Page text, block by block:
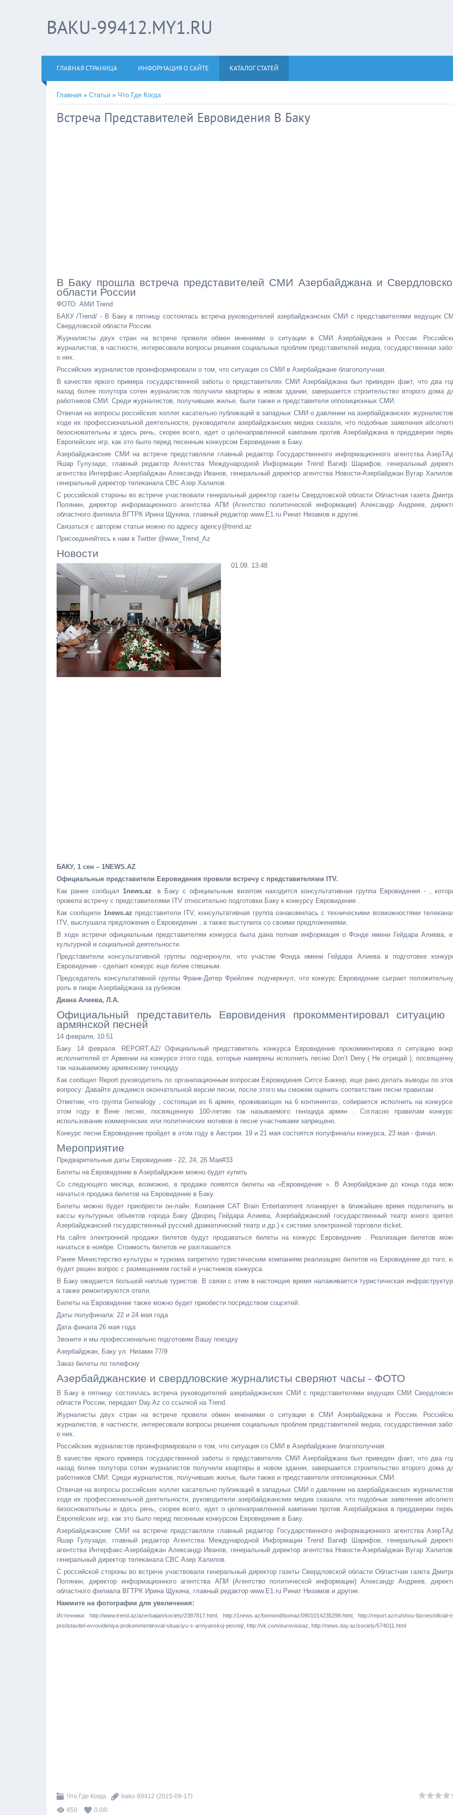
BAKU-99412.MY1.RU
ГЛАВНАЯ СТРАНИЦА ИНФОРМАЦИЯ О САЙТЕ КАТАЛОГ СТАТЕЙ
Главная » Статьи » Что Где Когда
Встреча Представителей Евровидения В Баку
В Баку прошла встреча представителей СМИ Азербайджана и
области России
ФОТО: АМИ Trend
БАКУ /Trend/ - В Баку в пятницу состоялась встреча руководителей азербайджанских СМИ с представителями ведущих
Свердловской области России.
Журналисты двух стран на встрече провели обмен мнениями о ситуации в СМИ Азербайджана и России.
журналистов, в частности, интересовали вопросы решения социальных проблем представителей медиа, государственная
о них.
Российских журналистов проинформировали о том, что ситуация со СМИ в Азербайджане благополучная.
В качестве яркого примера государственной заботы о представителях СМИ Азербайджана был приведен факт, что два
назад более полутора сотен журналистов получили квартиры в новом здании, завершается строительство второго дома
работников СМИ. Среди журналистов, получивших жилье, были также и представители оппозиционных СМИ.
Отвечая на вопросы российских коллег касательно публикаций в западных СМИ о давлении на азербайджанских
ходе их профессиональной деятельности, руководители азербайджанских медиа сказали, что подобные заявления
безосновательны и здесь речь, скорее всего, идет о целенаправленной кампании против Азербайджана в преддверии
Европейских игр, как это было перед песенным конкурсом Евровидение в Баку.
Азербайджанские СМИ на встрече представляли главный редактор Государственного информационного агентства
Яшар Гулузаде, главный редактор Агентства Международной Информации Trend Вагиф Шарифов, генеральный
агентства Интерфакс-Азербайджан Александр Иванов, генеральный директор агентства Новости-Азербайджан Вугар
генеральный директор телеканала CBC Азер Халилов.
С российской стороны во встрече участвовали генеральный директор газеты Свердловской области Областная газета
Полянин, директор информационного агентства АПИ (Агентство политической информации) Александр Андреев,
областного филиала ВГТРК Ирина Щукина, главный редактор www.E1.ru Ринат Низамов и другие.
Связаться с автором статьи можно по адресу agency@trend.az
Присоединяйтесь к нам в Twitter @www_Trend_Az
Новости
01.09. 13:48
БАКУ, 1 сен – 1NEWS.AZ
Официальные представители Евровидения провели встречу с представителями ITV.
Как ранее сообщал1news.az. в Баку с официальным визитом находится консультативная группа Евровидения - ,
провела встречу с представителями ITV относительно подготовки Баку к конкурсу Евровидение .
Как сообщили 1news.az представители ITV, консультативная группа ознакомилась с техническими возможностями
ITV, выслушала предложения о Евровидении , а также выступила со своими предложениями.
В ходе встречи официальным представителям конкурса была дана полная информация о Фонде имени Гейдара Алиева,
культурной и социальной деятельности.
Представители консультативной группы подчеркнули, что участие Фонда имени Гейдара Алиева в подготовке
Евровидение - сделает конкурс еще более спешным.
Председатель консультативной группы Франк-Дитер Фрейлинг подчеркнул, что конкурс Евровидение сыграет
роль в пиаре Азербайджана за рубежом.
Диана Алиева, Л.А.
Официальный представитель Евровидения прокомментировал ситуацию
армянской песней
14 февраля, 10:51
Баку. 14 февраля. REPORT.AZ/ Официальный представитель конкурса Евровидение прокомментирова л ситуацию
исполнителей от Армении на конкурсе этого года, которые намерены исполнить песню Don’t Deny ( Не отрицай ),
так называемому армянскому геноциду .
Как сообщил Report руководитель по организационным вопросам Евровидения Ситсе Баккер, еще рано делать выводы по
вопросу: Давайте дождемся окончательной версии песни, после этого мы сможем оценить соответствие песни правилам .
Отметим, что группа Genealogy , состоящая из 6 армян, проживающих на 6 континентах, собирается исполнить на
этом году в Вене песню, посвященную 100-летию так называемого геноцида армян . Согласно правилам
использование коммерческих или политических мотивов в песне участниками запрещено.
Конкурс песни Евровидение пройдет в этом году в Австрии. 19 и 21 мая состоятся полуфиналы конкурса, 23 мая - финал.
Мероприятие
Предварительные даты Евровидения - 22, 24, 26 Мая#33
Билеты на Евровидение в Азербайджане можно будет купить
Со следующего месяца, возможно, в продаже появятся билеты на «Евровидение ». В Азербайджане до конца года
начаться продажа билетов на Евровидение в Баку.
Билеты можно будет приобрести он-лайн. Компания CAT Brain Entertainment планирует в ближайшее время подключить
кассы культурных объектов города Баку (Дворец Гейдара Алиева, Азербайджанский государственный театр юного
Азербайджанский государственный русский драматический театр и др.) к системе электронной торговли iticket.
На сайте электронной продажи билетов будут продаваться билеты на конкурс Евровидение . Реализация билетов
начаться в ноябре. Стоимость билетов не разглашается.
Ранее Министерство культуры и туризма запретило туристическим компаниям реализацию билетов на Евровидение до того,
будет решен вопрос с размещением гостей и участников конкурса.
В Баку ожидается большой наплыв туристов. В связи с этим в настоящее время налаживается туристическая
а также ремонтируются отели.
Билеты на Евровидение также можно будет приобести посредством соцсетей.
Даты полуфинала: 22 и 24 мая года
Дата финала 26 мая года
Звоните и мы профессионально подготовим Вашу поездку
Азербайджан, Баку ул. Низами 77/9
Заказ билеты по телефону
Азербайджанские и свердловские журналисты сверяют часы - ФОТО
В Баку в пятницу состоялась встреча руководителей азербайджанских СМИ с представителями ведущих СМИ
области России, передает Day.Az со ссылкой на Trend.
Журналисты двух стран на встрече провели обмен мнениями о ситуации в СМИ Азербайджана и России.
журналистов, в частности, интересовали вопросы решения социальных проблем представителей медиа, государственная
о них.
Российских журналистов проинформировали о том, что ситуация со СМИ в Азербайджане благополучная.
В качестве яркого примера государственной заботы о представителях СМИ Азербайджана был приведен факт, что два
назад более полутора сотен журналистов получили квартиры в новом здании, завершается строительство второго дома
работников СМИ. Среди журналистов, получивших жилье, были также и представители оппозиционных СМИ.
Отвечая на вопросы российских коллег касательно публикаций в западных СМИ о давлении на азербайджанских
ходе их профессиональной деятельности, руководители азербайджанских медиа сказали, что подобные заявления
безосновательны и здесь речь, скорее всего, идет о целенаправленной кампании против Азербайджана в преддверии
Европейских игр, как это было перед песенным конкурсом Евровидение в Баку.
Азербайджанские СМИ на встрече представляли главный редактор Государственного информационного агентства
Яшар Гулузаде, главный редактор Агентства Международной Информации Trend Вагиф Шарифов, генеральный
агентства Интерфакс-Азербайджан Александр Иванов, генеральный директор агентства Новости-Азербайджан Вугар
генеральный директор телеканала CBC Азер Халилов.
С российской стороны во встрече участвовали генеральный директор газеты Свердловской области Областная газета
Полянин, директор информационного агентства АПИ (Агентство политической информации) Александр Андреев,
областного филиала ВГТРК Ирина Щукина, главный редактор www.E1.ru Ринат Низамов и другие.
Нажмите на фотографии для увеличения:
Источники: http://www.trend.az/azerbaijan/society/2387817.html, http://1news.az/bomond/bomaz/0901014235298.html, http://report.az/ru/shou-biznes/oficial-
predstavitel-evrovideniya-prokommentiroval-situaciyu-s-armyanskoj-pesnej/, http://vk.com/eurovisioaz, http://news.day.az/society/574011.html
Что Где Когда baku-99412 (2015-09-17)
650
0.0/0